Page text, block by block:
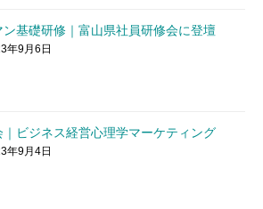
ン基礎研修｜富山県社員研修会に登壇
年9月6日
｜ビジネス経営心理学マーケティング
年9月4日